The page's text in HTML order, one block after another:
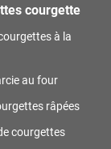
courgette
à la
au four
râpées
courgettes